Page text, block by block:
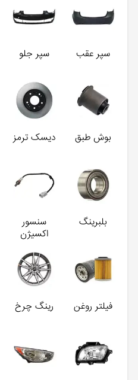
سپر عقب سپر جلو
بوش طبق دیسک ترمز
بلبرینگ
سنسور
اکسیژن
فیلتر روغن رینگ چرخ